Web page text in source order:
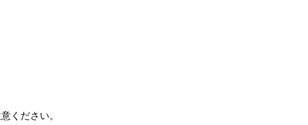
ください。